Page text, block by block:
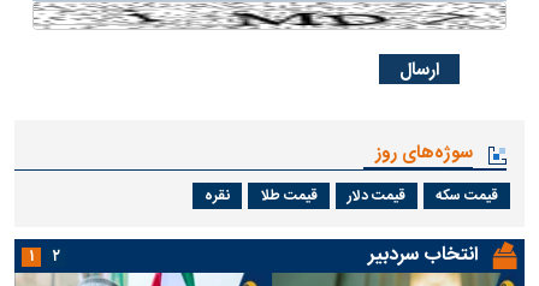
سوژه‌های روز
قیمت سکه قیمت دلار قیمت طلا نقره
انتخاب سردبیر ۱ ۲